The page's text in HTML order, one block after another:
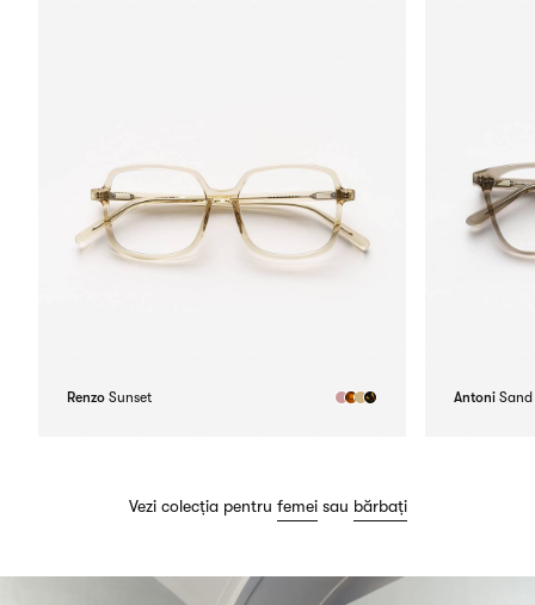
Renzo Sunset Antoni Sand
Vezi colecția pentru femei sau bărbați